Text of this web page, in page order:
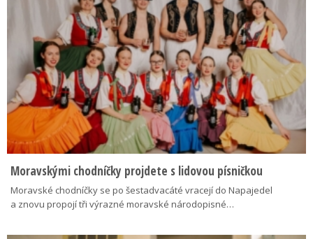
Moravskými chodníčky projdete s lidovou písničkou
Moravské chodníčky se po šestadvacáté vracejí do Napajedel
a znovu propojí tři výrazné moravské národopisné…